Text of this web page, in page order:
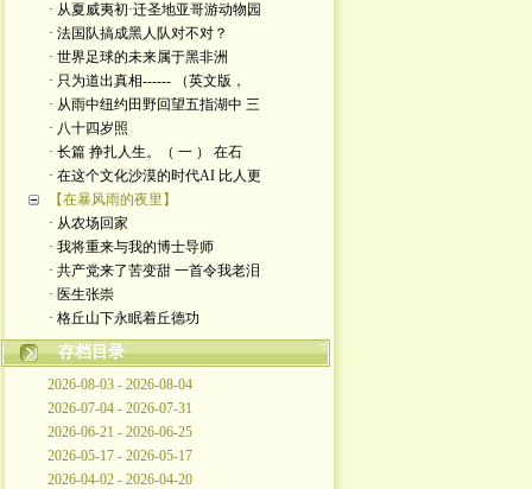
· 从夏威夷初·迁圣地亚哥游动物园
· 法国队搞成黑人队对不对？
· 世界足球的未来属于黑非洲
· 只为道出真相------ （英文版，
· 从雨中纽约田野回望五指湖中 三
· 八十四岁照
· 长篇 挣扎人生。（ 一 ） 在石
· 在这个文化沙漠的时代AI 比人更
【在暴风雨的夜里】
· 从农场回家
· 我将重来与我的博士导师
· 共产党来了苦变甜 一首令我老泪
· 医生张崇
· 格丘山下永眠着丘德功
存档目录
2026-08-03 - 2026-08-04
2026-07-04 - 2026-07-31
2026-06-21 - 2026-06-25
2026-05-17 - 2026-05-17
2026-04-02 - 2026-04-20